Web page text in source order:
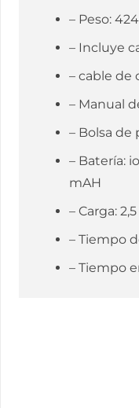
– Peso:
– Incluye
– cable de
– Manual
– Bolsa de
– Batería:
mAH
– Carga:
– Tiempo
– Tiempo